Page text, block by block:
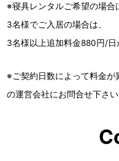
※寝具レンタルご希望の場合
3名様でご入居の場合は、
3名様以上追加料金880円/日
※ご契約日数によって料金
の運営会社にお問合せ下さい